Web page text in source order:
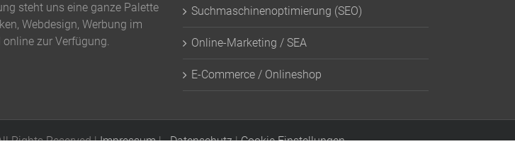
steht uns eine ganze Palette
Webdesign, Werbung im
online zur Verfügung.
Suchmaschinenoptimierung (SEO)
Online-Marketing / SEA
E-Commerce / Onlineshop
Rights Reserved |Impressum|Datenschutz|Cookie Einstellungen